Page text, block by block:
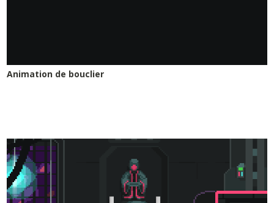
Animation de bouclier